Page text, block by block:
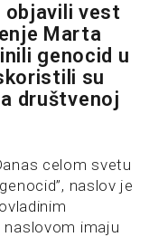
objavili vest
Marta
genocid u
su
društvenoj
celom svetu
naslov je
imaju